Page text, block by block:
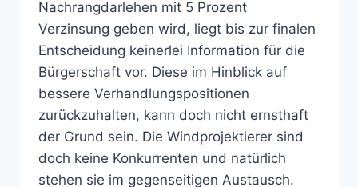
Nachrangdarlehen mit 5 Prozent
Verzinsung geben wird, liegt bis zur finalen
Entscheidung keinerlei Information für die
Bürgerschaft vor. Diese im Hinblick auf
bessere Verhandlungspositionen
zurückzuhalten, kann doch nicht ernsthaft
der Grund sein. Die Windprojektierer sind
doch keine Konkurrenten und natürlich
stehen sie im gegenseitigen Austausch.